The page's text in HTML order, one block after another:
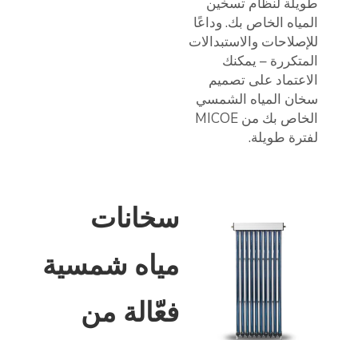
المياه الخاص بك. وداعًا
للإصلاحات والاستبدالات
المتكررة – يمكنك
الاعتماد على تصميم
سخان المياه الشمسي
الخاص بك من MICOE
لفترة طويلة.
سخانات
مياه شمسية
فعّالة من